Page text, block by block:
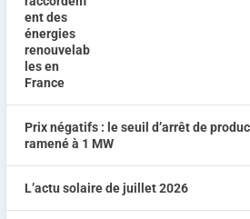
Prix négatifs : le seuil d’arrêt de
ramené à 1 MW
L’actu solaire de juillet 2026